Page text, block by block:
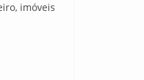
imóveis